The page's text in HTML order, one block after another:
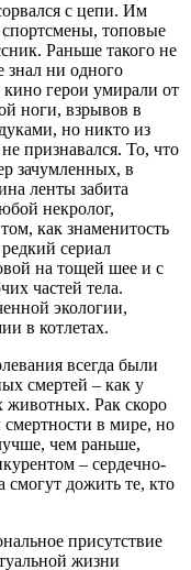
с цепи. Им
топовые
Раньше такого не
знал ни одного
кино герои умирали от
ноги, взрывов в
но никто из
признавался. То, что
зачумленных, в
ленты забита
некролог,
как знаменитость
сериал
на тощей шее и с
частей тела.
экологии,
в котлетах.
всегда были
смертей – как у
животных. Рак скоро
в мире, но
чем раньше,
– сердечно-
смогут дожить те, кто
присутствие
жизни